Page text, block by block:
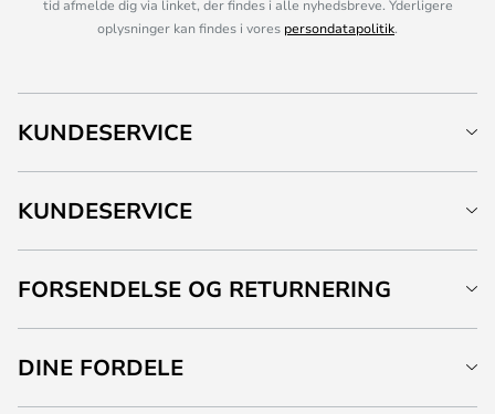
tid afmelde dig via linket, der findes i alle nyhedsbreve. Yderligere
oplysninger kan findes i vores persondatapolitik.
KUNDESERVICE
KUNDESERVICE
FORSENDELSE OG RETURNERING
DINE FORDELE